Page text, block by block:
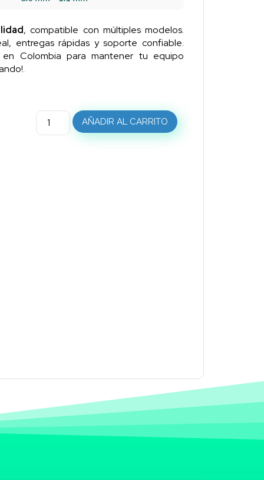
, compatible con múltiples modelos.
entregas rápidas y soporte confiable.
en Colombia para mantener tu equipo
AÑADIR AL CARRITO